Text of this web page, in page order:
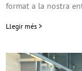
format a la nostra
Llegir més >